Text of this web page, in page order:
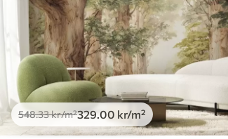
548.33kr/m²329.00 kr/m²